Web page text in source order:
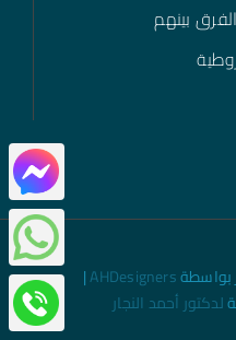
بينهم
AHDesigners
|
لدكتور أحمد النجار